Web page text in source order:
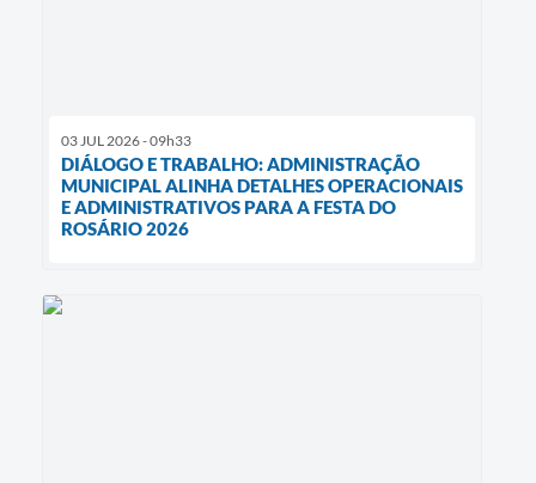
03 JUL 2026 - 09h33
DIÁLOGO E TRABALHO: ADMINISTRAÇÃO
MUNICIPAL ALINHA DETALHES OPERACIONAIS
E ADMINISTRATIVOS PARA A FESTA DO
ROSÁRIO 2026